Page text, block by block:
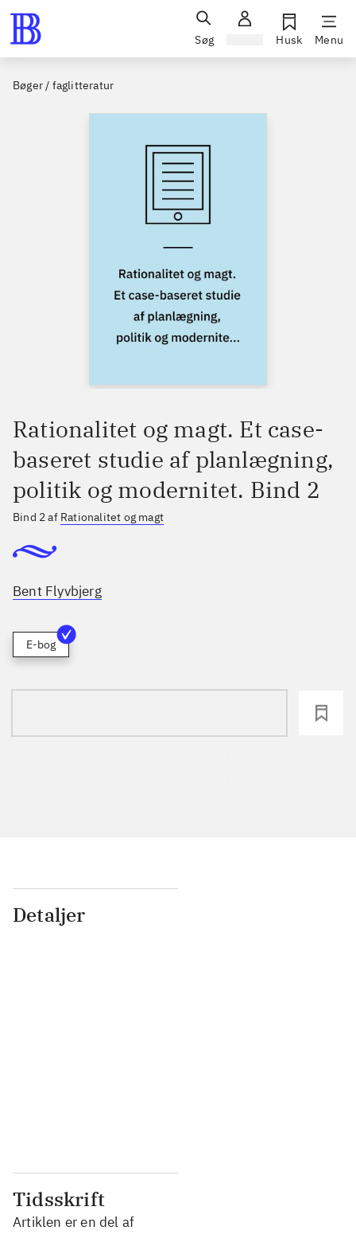
Søg Husk Menu
Bøger / faglitteratur
Rationalitet og magt. Et case-
baseret studie af planlægning,
politik og modernitet. Bind 2
Bind 2 af Rationalitet og magt
Bent Flyvbjerg
E-bog
Detaljer
Tidsskrift
Artiklen er en del af